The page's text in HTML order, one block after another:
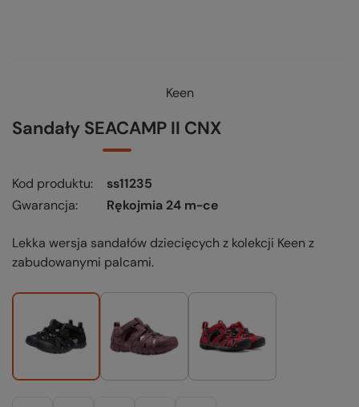
Keen
Sandały SEACAMP II CNX
Kod produktu
ss11235
Gwarancja
Rękojmia 24 m-ce
Lekka wersja sandałów dziecięcych z kolekcji Keen z
zabudowanymi palcami.